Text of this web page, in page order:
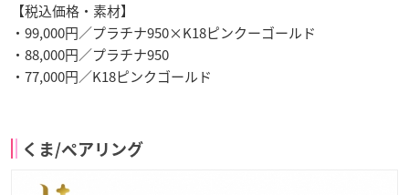
【税込価格・素材】
・99,000円／プラチナ950×K18ピンクーゴールド
・88,000円／プラチナ950
・77,000円／K18ピンクゴールド
くま/ペアリング